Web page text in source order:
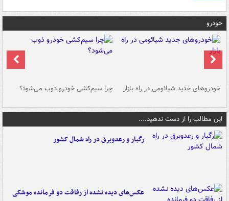
خودرو
خودروهای جدید شیائومی در راه بازار چرا سیم‌کشی خودرو ذوب می‌شود؟
این مطالب را از دست ندهید....
رگبار و رعدوبرق در راه شمال کشور
عکس‌های دیده نشده از رفاقت دو فرمانده‌ موشکی